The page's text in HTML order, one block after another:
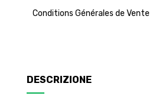
Conditions Générales de Vente
DESCRIZIONE